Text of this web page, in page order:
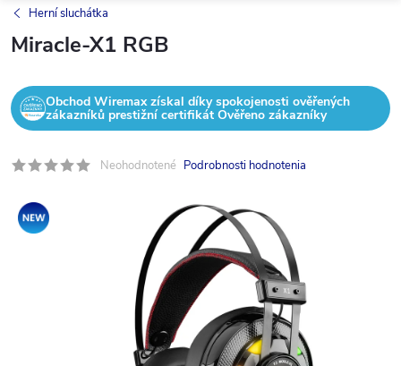
Herní sluchátka
Miracle-X1 RGB
Obchod Wiremax získal díky spokojenosti ověřených
zákazníků prestižní certifikát Ověřeno zákazníky
Neohodnotené Podrobnosti hodnotenia
Akcia